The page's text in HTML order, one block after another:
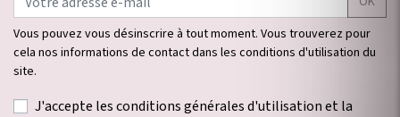
Vous pouvez vous désinscrire à tout moment. Vous trouverez pour
cela nos informations de contact dans les conditions d'utilisation du
site.
J'accepte les conditions générales d'utilisation et la